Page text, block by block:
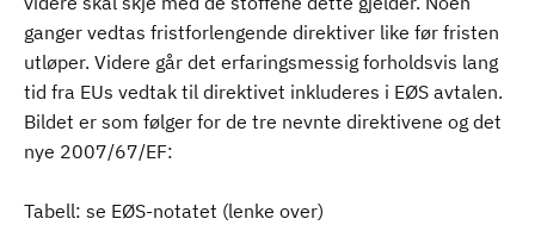
ganger vedtas fristforlengende direktiver like før fristen
utløper. Videre går det erfaringsmessig forholdsvis lang
tid fra EUs vedtak til direktivet inkluderes i EØS avtalen.
Bildet er som følger for de tre nevnte direktivene og det
nye 2007/67/EF:
Tabell: se EØS-notatet (lenke over)